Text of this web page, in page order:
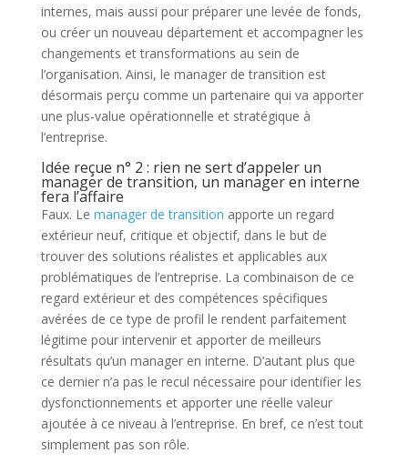
internes, mais aussi pour préparer une levée de fonds,
ou créer un nouveau département et accompagner les
changements et transformations au sein de
l’organisation. Ainsi, le manager de transition est
désormais perçu comme un partenaire qui va apporter
une plus-value opérationnelle et stratégique à
l’entreprise.
Idée reçue n° 2 : rien ne sert d’appeler un
manager de transition, un manager en interne
fera l’affaire
Faux. Le manager de transition apporte un regard
extérieur neuf, critique et objectif, dans le but de
trouver des solutions réalistes et applicables aux
problématiques de l’entreprise. La combinaison de ce
regard extérieur et des compétences spécifiques
avérées de ce type de profil le rendent parfaitement
légitime pour intervenir et apporter de meilleurs
résultats qu’un manager en interne. D’autant plus que
ce dernier n’a pas le recul nécessaire pour identifier les
dysfonctionnements et apporter une réelle valeur
ajoutée à ce niveau à l’entreprise. En bref, ce n’est tout
simplement pas son rôle.